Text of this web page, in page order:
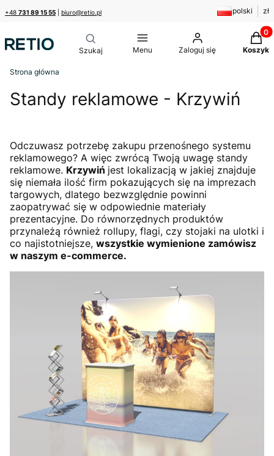
+48 731 89 15 55 biuro@retio.pl polski zł
Menu Zaloguj się Koszyk
Strona główna
Standy reklamowe - Krzywiń
Odczuwasz potrzebę zakupu przenośnego systemu
reklamowego? A więc zwrócą Twoją uwagę standy
reklamowe. Krzywiń jest lokalizacją w jakiej znajduje
się niemała ilość firm pokazujących się na imprezach
targowych, dlatego bezwzględnie powinni
zaopatrywać się w odpowiednie materiały
prezentacyjne. Do równorzędnych produktów
przynależą również rollupy, flagi, czy stojaki na ulotki i
co najistotniejsze, wszystkie wymienione zamówisz
w naszym e-commerce.